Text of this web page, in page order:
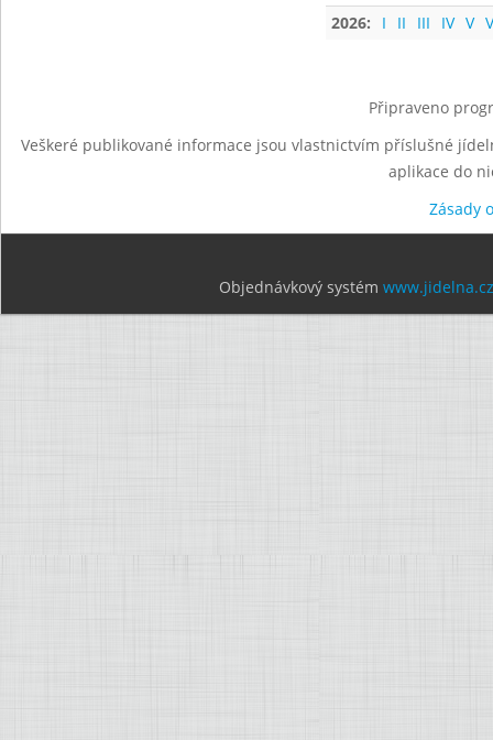
2026:
I II III IV V
Připraveno
Veškeré publikované informace jsou vlastnictvím příslušné
aplikace do
Zásady
Objednávkový systém www.jidelna.cz